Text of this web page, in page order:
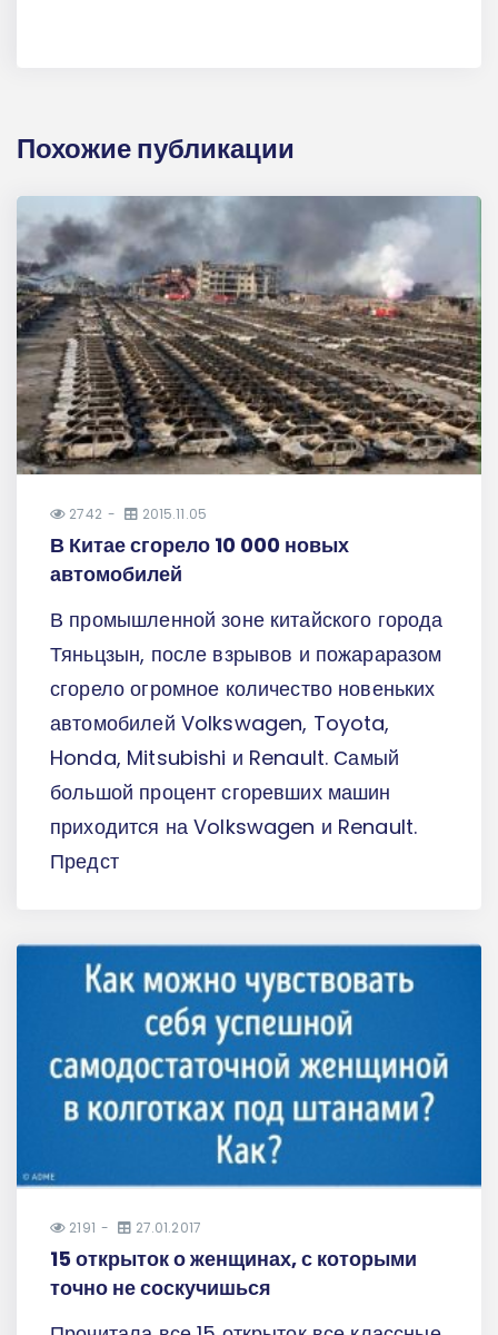
Похожие публикации
2742 2015.11.05
В Китае сгорело 10 000 новых
автомобилей
В промышленной зоне китайского города
Тяньцзын, после взрывов и пожараразом
сгорело огромное количество новеньких
автомобилей Volkswagen, Toyota,
Honda, Mitsubishi и Renault. Самый
большой процент сгоревших машин
приходится на Volkswagen и Renault.
Предст
2191 27.01.2017
15 открыток о женщинах, с которыми
точно не соскучишься